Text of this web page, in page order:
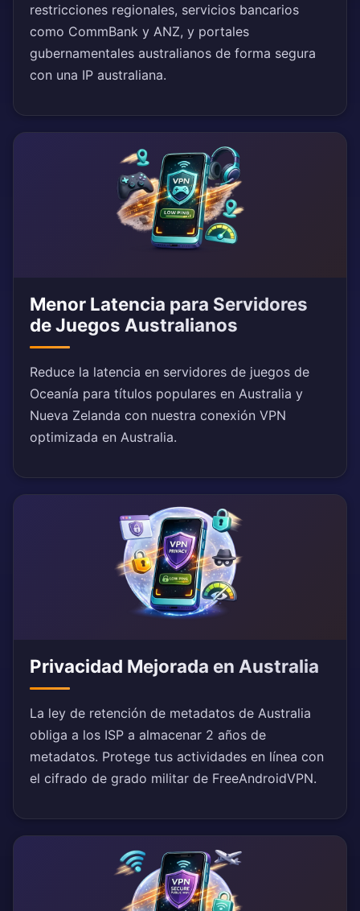
restricciones regionales, servicios bancarios
como CommBank y ANZ, y portales
gubernamentales australianos de forma segura
con una IP australiana.
Menor Latencia para Servidores
de Juegos Australianos
Reduce la latencia en servidores de juegos de
Oceanía para títulos populares en Australia y
Nueva Zelanda con nuestra conexión VPN
optimizada en Australia.
Privacidad Mejorada en Australia
La ley de retención de metadatos de Australia
obliga a los ISP a almacenar 2 años de
metadatos. Protege tus actividades en línea con
el cifrado de grado militar de FreeAndroidVPN.